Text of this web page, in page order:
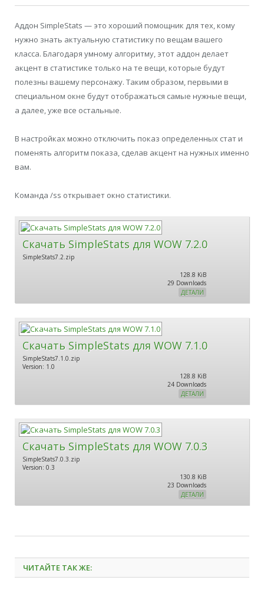
Аддон SimpleStats — это хороший помощник для тех, кому
нужно знать актуальную статистику по вещам вашего
класса. Благодаря умному алгоритму, этот аддон делает
акцент в статистике только на те вещи, которые будут
полезны вашему персонажу. Таким образом, первыми в
специальном окне будут отображаться самые нужные вещи,
а далее, уже все остальные.
В настройках можно отключить показ определенных стат и
поменять алгоритм показа, сделав акцент на нужных именно
вам.
Команда /ss открывает окно статистики.
Скачать SimpleStats для WOW 7.2.0
SimpleStats7.2.zip
128.8 KiB
29 Downloads
ДЕТАЛИ
Скачать SimpleStats для WOW 7.1.0
SimpleStats7.1.0.zip
Version: 1.0
128.8 KiB
24 Downloads
ДЕТАЛИ
Скачать SimpleStats для WOW 7.0.3
SimpleStats7.0.3.zip
Version: 0.3
130.8 KiB
23 Downloads
ДЕТАЛИ
ЧИТАЙТЕ ТАК ЖЕ: